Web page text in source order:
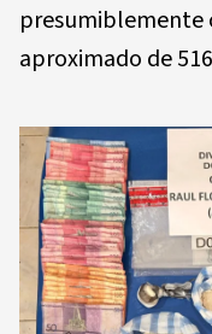
presumiblemente
aproximado de